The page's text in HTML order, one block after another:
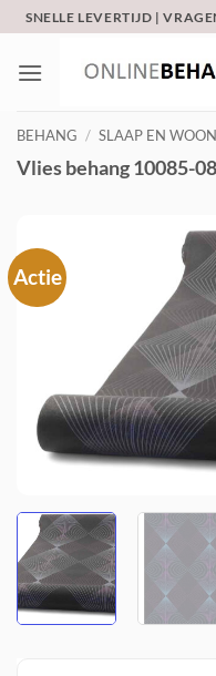
naar
inhoud
SNELLE LEVERTIJD |
BEHANG / SLAAP EN
Vlies behang 10085-
Actie